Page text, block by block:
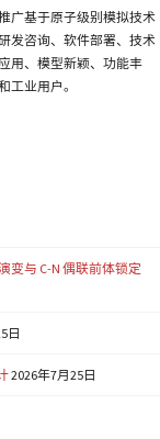
广基于原子级别模拟技术
发咨询、软件部署、技术
用、模型新颖、功能丰
工业用户。
变与 C-N 偶联前体锁定
日
2026年7月25日